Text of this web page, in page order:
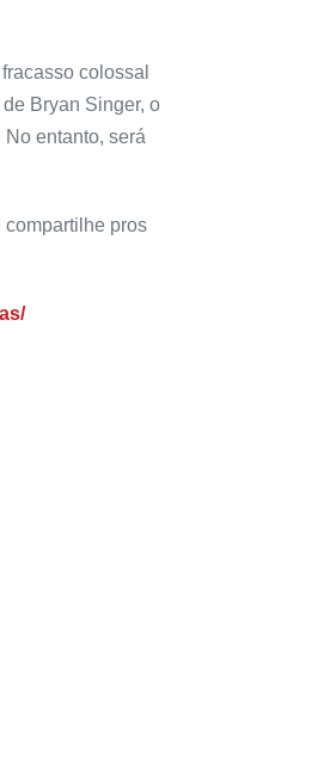
colossal
Bryan Singer, o
entanto, será
compartilhe pros